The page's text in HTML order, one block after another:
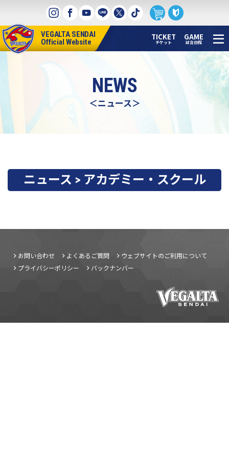
へ
ス
キ
VEGALTA SENDAI
Official Website
TICKET
チケット
GAME
試合日程
NEWS
＜ニュース＞
ニュース > アカデミー・スクール
お問い合わせ よくあるご質問
ウェブサイトのご利用について
プライバシーポリシー
バックナンバー